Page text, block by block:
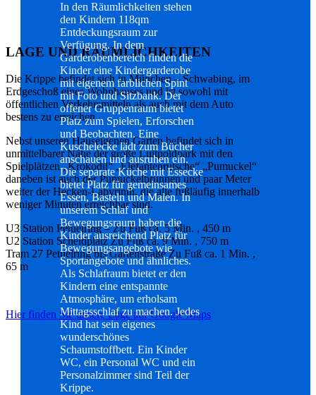
LAGE UND RÄUMLICHKEITEN
Die Krippe befindet sich in München – Schwabing, im
Erdgeschoß eines Wohnhauses und ist sowohl mit
öffentlichen Verkehrsmitteln als auch mit dem Auto
bestens zu erreichen.
Nebst unseren Hauseigenen Garten befindet sich in
unmittelbarer Nähe der große Luitpoldpark mit den
Spielplätzen „Krokodil“ „Elefantenrutsche“ „Pumuckel“
daneben ist auch der Pumuckelbrunnen und paar Meter
weiter der Hecken-Labyrinth, die alle fußläufig innerhalb
weniger Minuten erreichbar sind.
U3 Station Petuelring – Zu Fuß ca. 5 Min. , 450 m
U2 Station Scheidplatz Zu Fuß ca. 9 Min. , 750 m
Tram 27 Petuelring bis Gartenstraße Zu Fuß ca. 1 Min. ,
65 m
Hier finden Sie unsere Lage auf Google Maps
In den Räumlichkeiten stehen
den Kindern 118qm
Entdeckungsraum zur
Verfügung. In dem
Garderobenbereich finden die
Kinder eine Kindergarderobe
mit eigenem farblichen Spint
mit Foto und Sitzbank. Der
offener Gruppenraum bietet
Platz zum Spielen, Erforschen
und Beobachten. Eine
Kuschelecke lädt zum Bücher
anschauen und ausruhen ein.
Die separate Küche mit Essecke
bietet Platz für gemeinsames
Essen, Basteln und Malen. In
unserem Schlaf und
Bewegungsraum haben die
Kinder ausreichend Platz für
Bewegungsangebote wie
Sportangebote und ähnliches.
Als Schlafraum bietet er den
Kindern eine entspannte
Atmosphäre, um erholsam
Mittagsschlaf zu machen. Jedes
Kind hat sein eigenes
wunderschönes
Schaumstoffbett. Ein Kinder
WC, ein Personal WC und ein
Personalzimmer sind Teil der
Krippe.